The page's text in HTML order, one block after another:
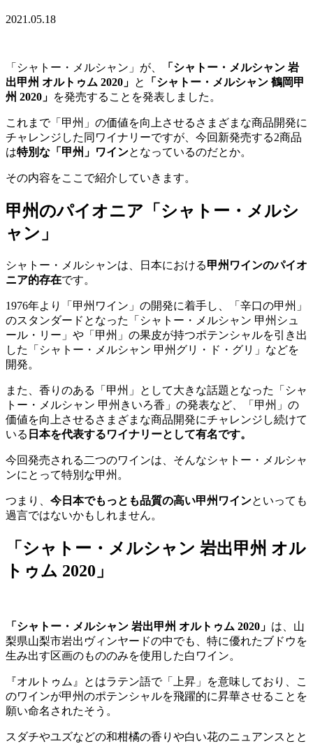
2021.05.18
「シャトー・メルシャン」が、
「シャトー・メルシャン 岩
出甲州 オルトゥム 2020」 と
「シャトー・メルシャン 鶴岡甲
州 2020」 を発売することを発表しました。
これまで「甲州」の価値を向上させるさまざまな商品開発に
チャレンジした同ワイナリーですが、今回新発売する2商品
は特別な「甲州」ワインとなっているのだとか。
その内容をここで紹介していきます。
甲州のパイオニア「シャトー・メルシ
ャン」
シャトー・メルシャンは、日本における甲州ワインのパイオ
ニア的存在です。
1976年より「甲州ワイン」の開発に着手し、「辛口の甲州」
のスタンダードとなった「シャトー・メルシャン 甲州シュ
ール・リー」や「甲州」の果皮が持つポテンシャルを引き出
した「シャトー・メルシャン 甲州グリ・ド・グリ」などを
開発。
また、香りのある「甲州」として大きな話題となった「シャ
トー・メルシャン 甲州きいろ香」の発表など、「甲州」の
価値を向上させるさまざまな商品開発にチャレンジし続けて
いる 日本を代表するワイナリーとして有名です。
今回発売される二つのワインは、そんなシャトー・メルシャ
ンにとって特別な甲州。
つまり、 今日本でもっとも品質の高い甲州ワインといっても
過言ではないかもしれません。
「シャトー・メルシャン 岩出甲州 オル
トゥム 2020」
「シャトー・メルシャン 岩出甲州 オルトゥム 2020」 は、山
梨県山梨市岩出ヴィンヤードの中でも、特に優れたブドウを
生み出す区画のもののみを使用した白ワイン。
『オルトゥム』とはラテン語で「上昇」を意味しており、こ
のワインが甲州のポテンシャルを飛躍的に昇華させることを
願い命名されたそう。
スダチやユズなどの和柑橘の香りや白い花のニュアンスとと